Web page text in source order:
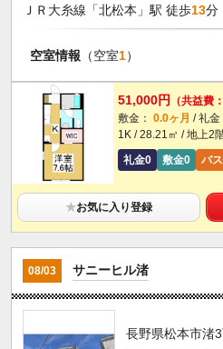
ＪＲ大糸線「北松本」駅 徒歩13分
空室情報 （空室1）
51,000円
（共益費
敷金： 0.0ヶ月 / 礼金
1K / 28.21㎡ / 地上2
礼金0
敷金0 バ
★お気に入り登録
08/03 サニーヒル渚
長野県松本市渚3